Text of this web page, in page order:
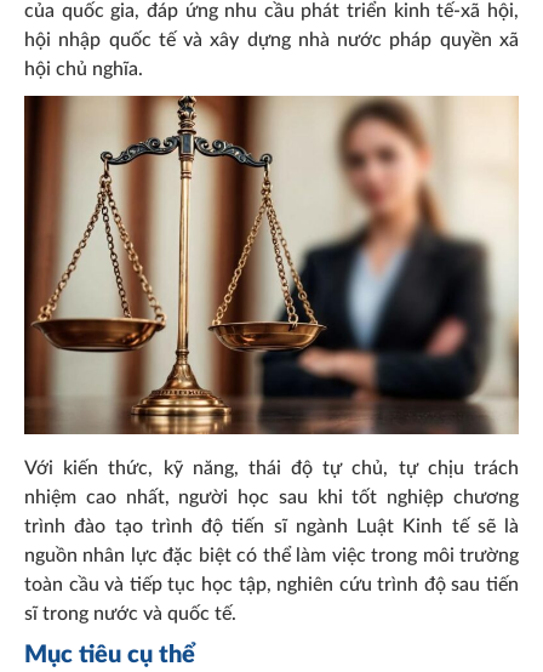
của quốc gia, đáp ứng nhu cầu phát triển kinh tế-xã hội,
hội nhập quốc tế và xây dựng nhà nước pháp quyền xã
hội chủ nghĩa.
Với kiến thức, kỹ năng, thái độ tự chủ, tự chịu trách
nhiệm cao nhất, người học sau khi tốt nghiệp chương
trình đào tạo trình độ tiến sĩ ngành Luật Kinh tế sẽ là
nguồn nhân lực đặc biệt có thể làm việc trong môi trường
toàn cầu và tiếp tục học tập, nghiên cứu trình độ sau tiến
sĩ trong nước và quốc tế.
Mục tiêu cụ thể